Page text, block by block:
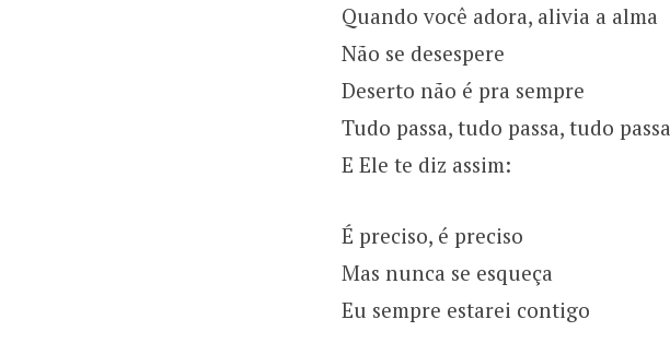
Quando você adora, alivia a alma
Não se desespere
Deserto não é pra sempre
Tudo passa, tudo passa, tudo passa
E Ele te diz assim:
É preciso, é preciso
Mas nunca se esqueça
Eu sempre estarei contigo